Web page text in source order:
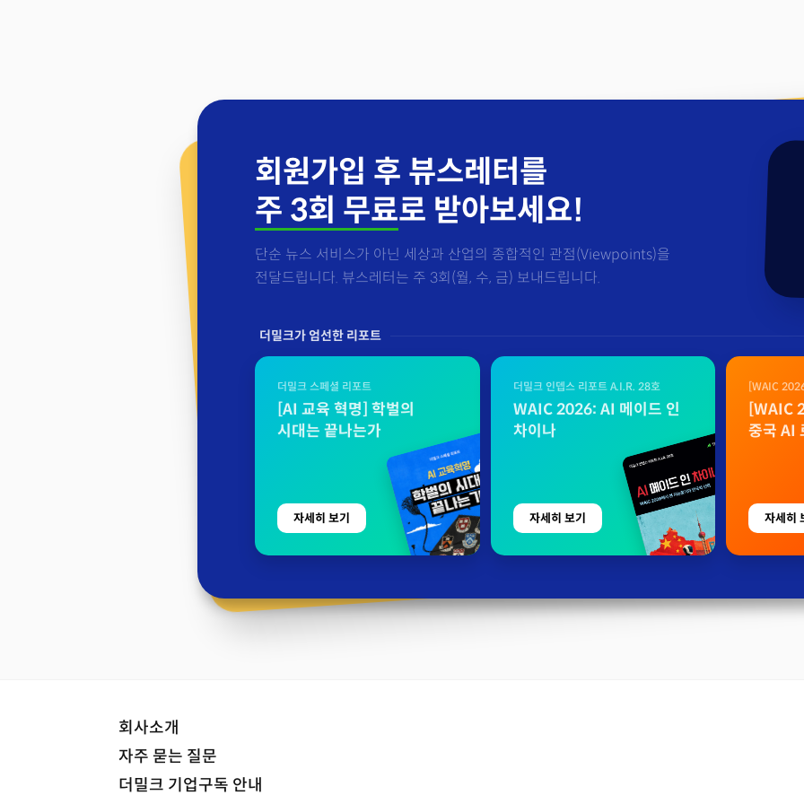
회원가입 후 뷰스레터를
주 3회 무료로 받아보세요!
단순 뉴스 서비스가 아닌 세상과 산업의 종합적인 관점(Viewpoints)을
전달드립니다. 뷰스레터는 주 3회(월, 수, 금) 보내드립니다.
더밀크가 엄선한 리포트
더밀크 스페셜 리포트
[AI 교육 혁명] 학벌의
시대는 끝나는가
자세히 보기
더밀크 인뎁스 리포트 A.I.R. 28호
WAIC 2026: AI 메이드 인
차이나
자세히 보기
[WAIC
자료
[WAIC
중국 AI
자세히
회사소개
자주 묻는 질문
더밀크 기업구독 안내